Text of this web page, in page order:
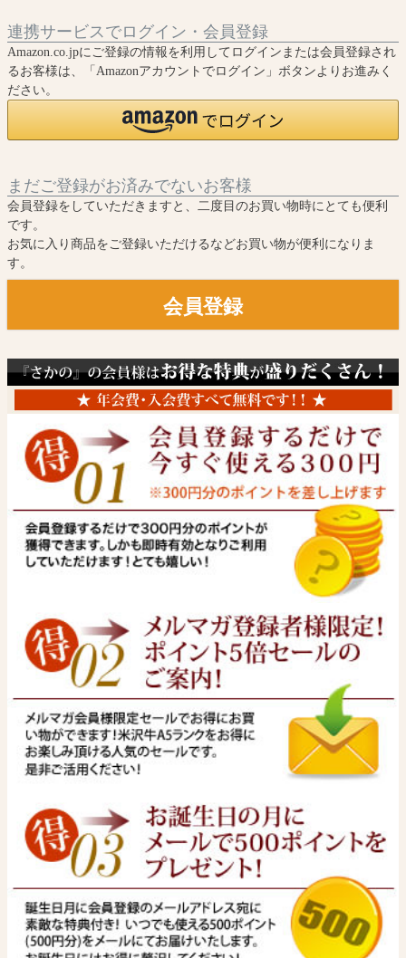
連携サービスでログイン・会員登録
Amazon.co.jpにご登録の情報を利用してログインまたは会員登録され
るお客様は、「Amazonアカウントでログイン」ボタンよりお進みく
ださい。
まだご登録がお済みでないお客様
会員登録をしていただきますと、二度目のお買い物時にとても便利
です。
お気に入り商品をご登録いただけるなどお買い物が便利になりま
す。
会員登録